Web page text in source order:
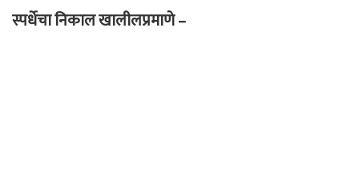
स्पर्धेचा निकालखालीलप्रमाणे –